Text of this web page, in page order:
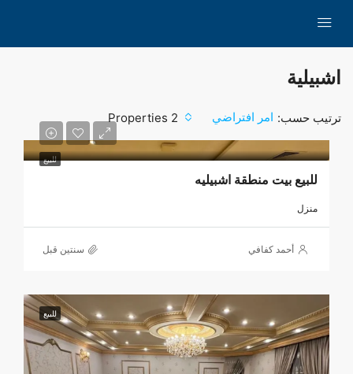
اشبيلية
2 Properties ترتيب حسب: امر افتراضي
للبيع
للبيع بيت منطقة اشبيليه
منزل
أحمد كفافي ‏سنتين قبل
للبيع